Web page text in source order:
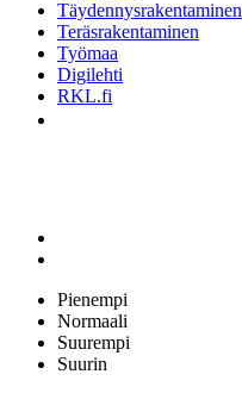
Täydennysrakentaminen
Teräsrakentaminen
Työmaa
Digilehti
RKL.fi
Pienempi
Normaali
Suurempi
Suurin